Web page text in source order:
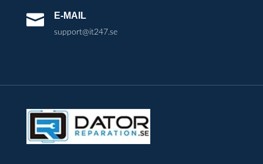
 E-MAIL
support@it247.se